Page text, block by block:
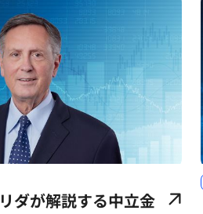
ダが解説する中立金